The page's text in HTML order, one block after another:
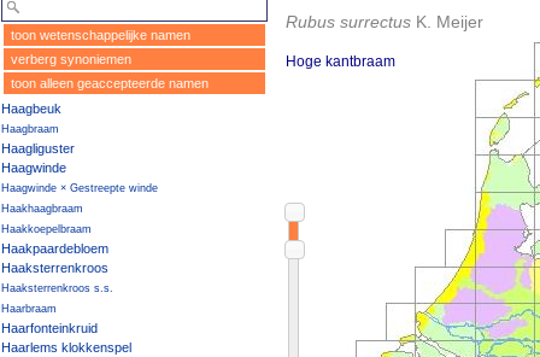
toon wetenschappelijke namen
verberg synoniemen
toon alleen geaccepteerde namen
Haagbeuk
Haagbraam
Haagliguster
Haagwinde
Haagwinde × Gestreepte winde
Haakhaagbraam
Haakkoepelbraam
Haakpaardebloem
Haaksterrenkroos
Haaksterrenkroos s.s.
Haarbraam
Haarfonteinkruid
Haarlems klokkenspel
Rubus surrectus K. Meijer
Hoge kantbraam